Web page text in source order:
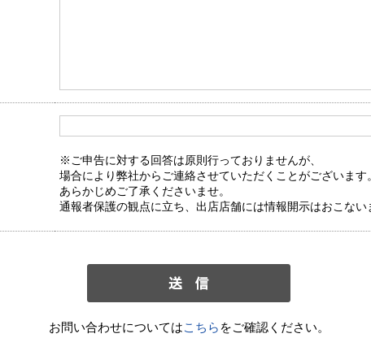
※ご申告に対する回答は原則行っておりませんが、
場合により弊社からご連絡させていただくことがございます。
あらかじめご了承くださいませ。
通報者保護の観点に立ち、出店店舗には情報開示はおこない
お問い合わせについてはこちら をご確認ください。